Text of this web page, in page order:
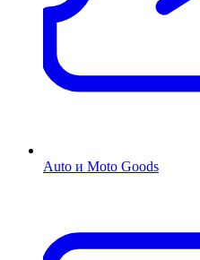
Auto и Moto Goods